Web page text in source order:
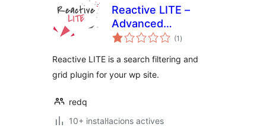
Reactive LITE –
Advanced
WordPress
& Grid
(1 puntuacions
totals
)
Reactive LITE is a search filtering and
grid plugin for your wp site.
redq
10+ instal·lacions actives